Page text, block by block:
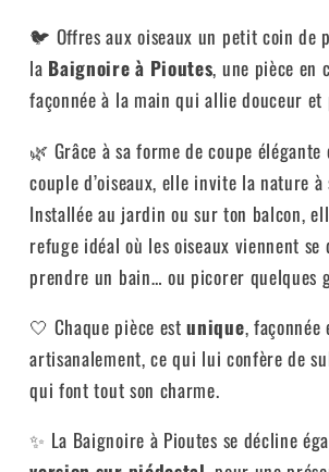
🐦 Offres aux oiseaux un petit coin de
la Baignoire à Pioutes, une pièce en
façonnée à la main qui allie douceur et
🌿 Grâce à sa forme de coupe
couple d’oiseaux, elle invite la nature à
Installée au jardin ou sur ton balcon,
refuge idéal où les oiseaux viennent se
prendre un bain… ou picorer quelques
🤍 Chaque pièce estunique,
artisanalement, ce qui lui confère de
qui font tout son charme.
✨ La Baignoire à Pioutes se décline